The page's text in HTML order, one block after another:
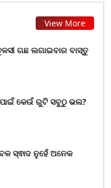
View More
ଗଛ ଲଗାଇବାର ବାସ୍ତୁ
କେଉଁ ରୁଟି ସବୁଠୁ ଭଲ?
ସ୍ଵାଦ ନୁହେଁ ଅନେକ